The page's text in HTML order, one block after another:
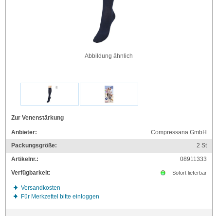
Abbildung ähnlich
Zur Venenstärkung
Anbieter:
Compressana GmbH
Packungsgröße:
2St
Artikelnr.:
08911333
Verfügbarkeit:
Sofort lieferbar
Versandkosten
Für Merkzettel bitte einloggen